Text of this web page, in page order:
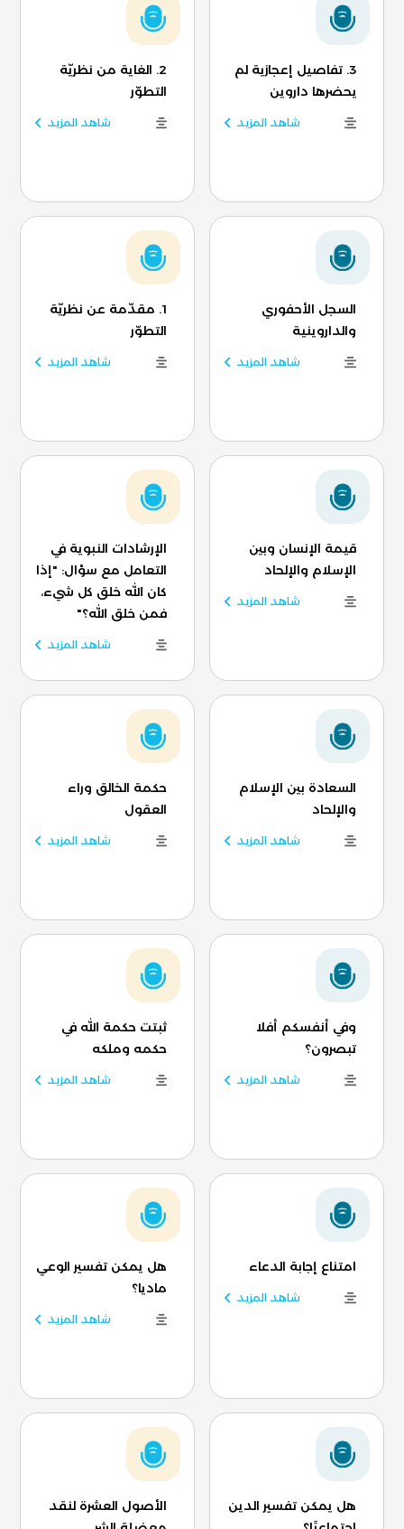
3. تفاصيل إعجازية لم
يحضرها داروين
شاهد المزيد
2. الغاية من نظريّة
التطوّر
شاهد المزيد
السجل الأحفوري
والداروينية
شاهد المزيد
1. مقدّمة عن نظريّة
التطوّر
شاهد المزيد
قيمة الإنسان وبين
الإسلام والإلحاد
شاهد المزيد
الإرشادات النبوية في
التعامل مع سؤال: "إذا
كان الله خلق كل شيء،
فمن خلق الله؟"
شاهد المزيد
السعادة بين الإسلام
والإلحاد
شاهد المزيد
حكمة الخالق وراء
العقول
شاهد المزيد
وفي أنفسكم أفلا
تبصرون؟
شاهد المزيد
ثبتت حكمة الله في
حكمه وملكه
شاهد المزيد
امتناع إجابة الدعاء
شاهد المزيد
هل يمكن تفسير الوعي
ماديا؟
شاهد المزيد
هل يمكن تفسير الدين
الأصول العشرة لنقد